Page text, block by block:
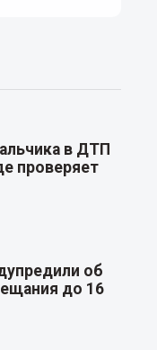
в ДТП
проверяет
об
до 16